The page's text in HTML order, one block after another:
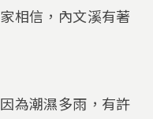
相信，內文溪有著
為潮濕多雨，有許